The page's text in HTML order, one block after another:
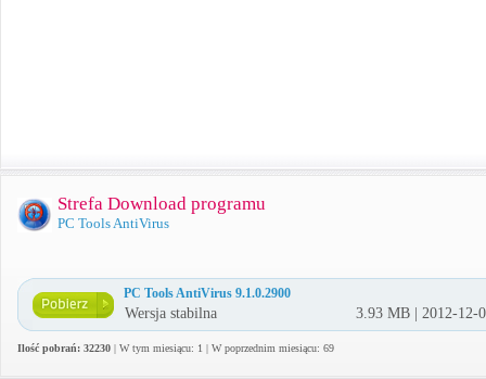
Strefa Download programu
PC Tools AntiVirus
PC Tools AntiVirus 9.1.0.2900
Wersja stabilna 3.93 MB | 2012-12-
Ilość pobrań: 32230 | W tym miesiącu: 1 | W poprzednim miesiącu: 69